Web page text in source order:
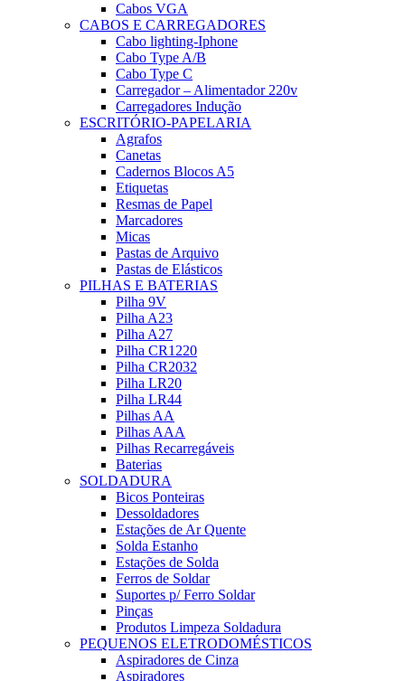
Cabos VGA
CABOS E CARREGADORES
Cabo lighting-Iphone
Cabo Type A/B
Cabo Type C
Carregador – Alimentador 220v
Carregadores Indução
ESCRITÓRIO-PAPELARIA
Agrafos
Canetas
Cadernos Blocos A5
Etiquetas
Resmas de Papel
Marcadores
Micas
Pastas de Arquivo
Pastas de Elásticos
PILHAS E BATERIAS
Pilha 9V
Pilha A23
Pilha A27
Pilha CR1220
Pilha CR2032
Pilha LR20
Pilha LR44
Pilhas AA
Pilhas AAA
Pilhas Recarregáveis
Baterias
SOLDADURA
Bicos Ponteiras
Dessoldadores
Estações de Ar Quente
Solda Estanho
Estações de Solda
Ferros de Soldar
Suportes p/ Ferro Soldar
Pinças
Produtos Limpeza Soldadura
PEQUENOS ELETRODOMÉSTICOS
Aspiradores de Cinza
Aspiradores